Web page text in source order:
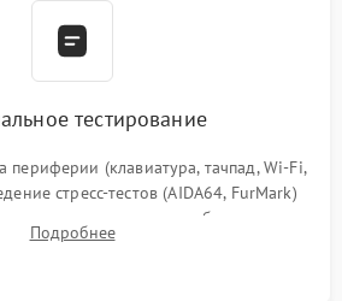
тестирование
периферии (клавиатура, тачпад, Wi-Fi,
стресс-тестов (AIDA64, FurMark)
режима и стабильности
под пиковой нагрузкой.
Подробнее